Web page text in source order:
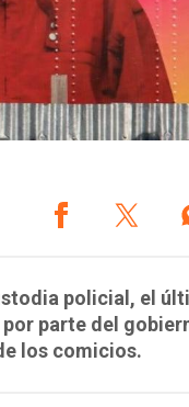
policial, el
parte del
los comicios.